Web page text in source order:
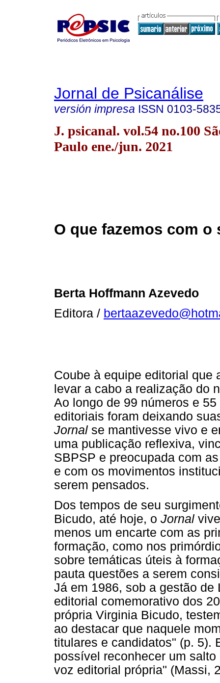
Jornal de Psicanálise
versión impresa ISSN 0103-
J. psicanal. vol.54 no.100
Paulo ene./jun. 2021
O que fazemos com o
Berta Hoffmann Azevedo
Editora /
Coube à equipe editorial que
levar a cabo a realização do
Ao longo de 99 números e
editoriais foram deixando
Jornal se mantivesse vivo e
uma publicação reflexiva,
SBPSP e preocupada com
e com os movimentos
serem pensados.
Dos tempos de seu
Bicudo, até hoje, o Jornal
menos um encarte com as
formação, como nos
sobre temáticas úteis à
pauta questões a serem
Já em 1986, sob a gestão
editorial comemorativo dos
própria Virginia Bicudo,
ao destacar que naquele
titulares e candidatos" (p. 5).
possível reconhecer um
voz editorial própria" (Massi,